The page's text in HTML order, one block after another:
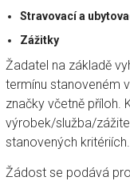
Stravovací a
Zážitky
Žadatel na základě
termínu stanoveném
značky včetně příloh.
výrobek/služba/
stanovených kritériích.
Žádost se podává